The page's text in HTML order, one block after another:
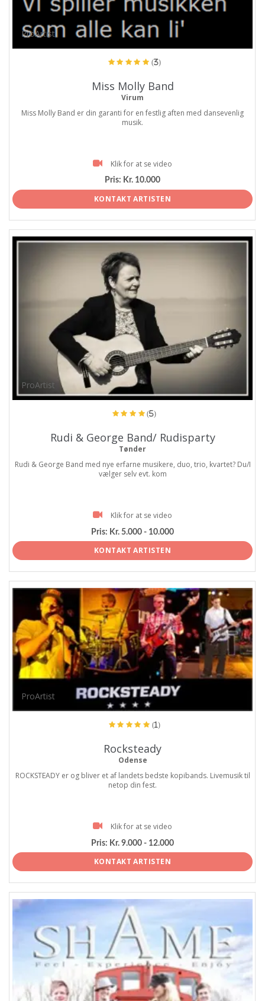
ProArtist
(3)
Miss Molly Band
Virum
Miss Molly Band er din garanti for en festlig aften med dansevenlig
musik.
Klik for at se video
Pris: Kr. 10.000
KONTAKT ARTISTEN
ProArtist
(5)
Rudi & George Band/ Rudisparty
Tønder
Rudi & George Band med nye erfarne musikere, duo, trio, kvartet? Du/I
vælger selv evt. kom
Klik for at se video
Pris: Kr. 5.000 - 10.000
KONTAKT ARTISTEN
ProArtist
(1)
Rocksteady
Odense
ROCKSTEADY er og bliver et af landets bedste kopibands. Livemusik til
netop din fest.
Klik for at se video
Pris: Kr. 9.000 - 12.000
KONTAKT ARTISTEN